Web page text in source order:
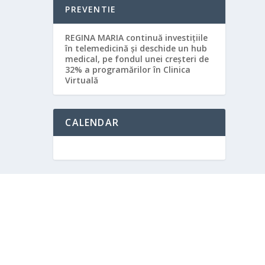
PREVENTIE
REGINA MARIA continuă investițiile
în telemedicină și deschide un hub
medical, pe fondul unei creșteri de
32% a programărilor în Clinica
Virtuală
CALENDAR